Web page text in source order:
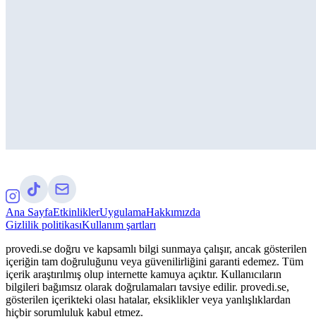
Ana SayfaEtkinliklerUygulamaHakkımızda
Gizlilik politikasıKullanım şartları
provedi.se doğru ve kapsamlı bilgi sunmaya çalışır, ancak gösterilen
içeriğin tam doğruluğunu veya güvenilirliğini garanti edemez. Tüm
içerik araştırılmış olup internette kamuya açıktır. Kullanıcıların
bilgileri bağımsız olarak doğrulamaları tavsiye edilir. provedi.se,
gösterilen içerikteki olası hatalar, eksiklikler veya yanlışlıklardan
hiçbir sorumluluk kabul etmez.